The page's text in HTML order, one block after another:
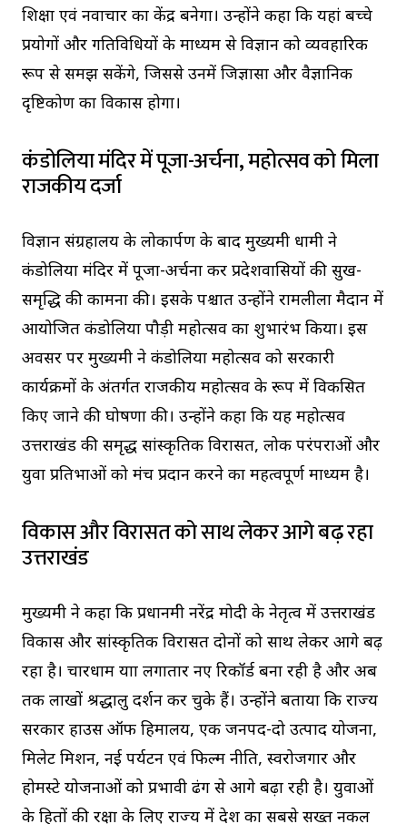
शिक्षा एवं नवाचार का केंद्र बनेगा। उन्होंने कहा कि यहां बच्चे
प्रयोगों और गतिविधियों के माध्यम से विज्ञान को व्यवहारिक
रूप से समझ सकेंगे, जिससे उनमें जिज्ञासा और वैज्ञानिक
दृष्टिकोण का विकास होगा।
कंडोलिया मंदिर में पूजा-अर्चना, महोत्सव को मिला
राजकीय दर्जा
विज्ञान संग्रहालय के लोकार्पण के बाद मुख्यमंत्री धामी ने
कंडोलिया मंदिर में पूजा-अर्चना कर प्रदेशवासियों की सुख-
समृद्धि की कामना की। इसके पश्चात उन्होंने रामलीला मैदान में
आयोजित कंडोलिया पौड़ी महोत्सव का शुभारंभ किया। इस
अवसर पर मुख्यमंत्री ने कंडोलिया महोत्सव को सरकारी
कार्यक्रमों के अंतर्गत राजकीय महोत्सव के रूप में विकसित
किए जाने की घोषणा की। उन्होंने कहा कि यह महोत्सव
उत्तराखंड की समृद्ध सांस्कृतिक विरासत, लोक परंपराओं और
युवा प्रतिभाओं को मंच प्रदान करने का महत्वपूर्ण माध्यम है।
विकास और विरासत को साथ लेकर आगे बढ़ रहा
उत्तराखंड
मुख्यमंत्री ने कहा कि प्रधानमंत्री नरेंद्र मोदी के नेतृत्व में उत्तराखंड
विकास और सांस्कृतिक विरासत दोनों को साथ लेकर आगे बढ़
रहा है। चारधाम यात्रा लगातार नए रिकॉर्ड बना रही है और अब
तक लाखों श्रद्धालु दर्शन कर चुके हैं। उन्होंने बताया कि राज्य
सरकार हाउस ऑफ हिमालय, एक जनपद-दो उत्पाद योजना,
मिलेट मिशन, नई पर्यटन एवं फिल्म नीति, स्वरोजगार और
होमस्टे योजनाओं को प्रभावी ढंग से आगे बढ़ा रही है। युवाओं
के हितों की रक्षा के लिए राज्य में देश का सबसे सख्त नकल